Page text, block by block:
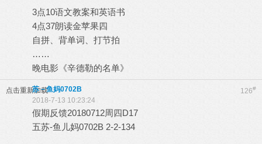
3点10语文教案和英语书
4点37朗读金苹果四
自拼、背单词、打节拍
……
晚电影《辛德勒的名单》
点击重新加载 126#
苏－鱼妈0702B
2018-7-13 10:23:24
假期反馈20180712周四D17
五苏-鱼儿妈0702B 2-2-134